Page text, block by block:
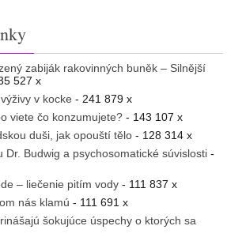
zabiják rakovinných buněk – Silnější
527 x
v kocke - 241 879 x
viete čo konzumujete? - 143 107 x
duši, jak opouští tělo - 128 314 x
Dr. Budwig a psychosomatické súvislosti -
– liečenie pitím vody - 111 837 x
nás klamú - 111 691 x
šokujúce úspechy o ktorých sa